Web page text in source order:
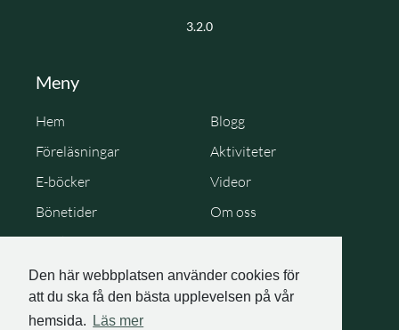
Den här webbplatsen använder cookies för
att du ska få den bästa upplevelsen på vår
hemsida.
Läs mer
3.2.0
Meny
Hem
Blogg
Föreläsningar
Aktiviteter
E-böcker
Videor
Bönetider
Om oss
Cookie Policy
Personuppgiftspolicy